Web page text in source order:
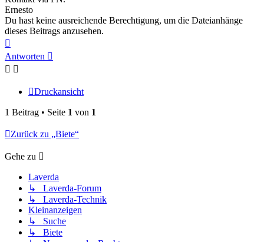
Ernesto
Du hast keine ausreichende Berechtigung, um die Dateianhänge
dieses Beitrags anzusehen.
oben
Antworten
Druckansicht
1 Beitrag • Seite 1 von 1
Zurück zu „Biete“
Gehe zu
Laverda
↳ Laverda-Forum
↳ Laverda-Technik
Kleinanzeigen
↳ Suche
↳ Biete